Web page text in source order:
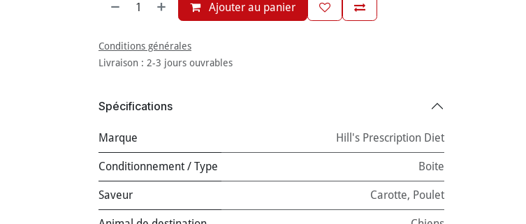
Ajouter au panier
Conditions générales
Livraison : 2-3 jours ouvrables
Spécifications
Marque Hill's Prescription Diet
Conditionnement / Type Boite
Saveur Carotte, Poulet